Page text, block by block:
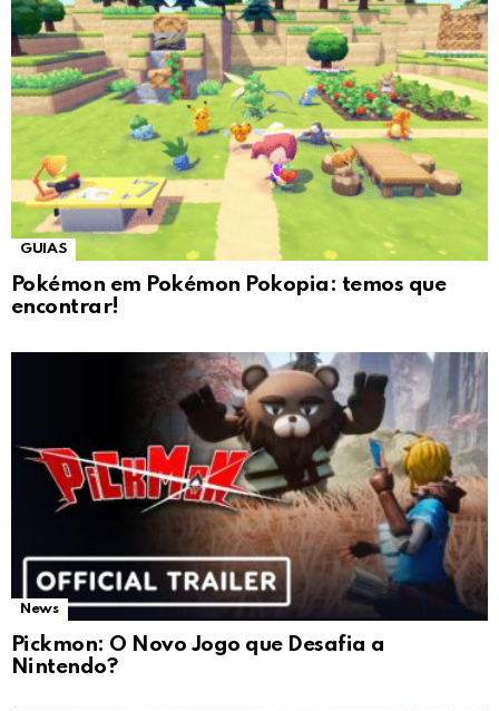
GUIAS
Pokémon em Pokémon Pokopia: temos que
encontrar!
News
Pickmon: O Novo Jogo que Desafia a
Nintendo?